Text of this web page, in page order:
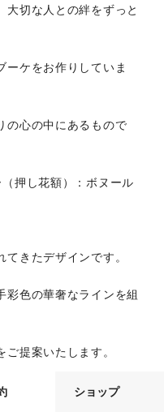
ショップ
大切な人との絆をずっと
ーケをお作りしていま
の心の中にあるもので
押し花額）：ボヌール
きたデザインです。
彩色の華奢なラインを組
提案いたします。
なく、まさにぶるーむを